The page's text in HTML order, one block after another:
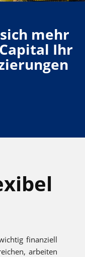
mehr
Ihr
finanziell
arbeiten